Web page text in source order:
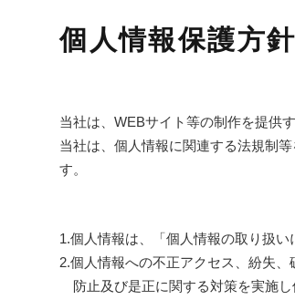
個人情報保護方針
当社は、WEBサイト等の制作を提供
当社は、個人情報に関連する法規制
す。
1.個人情報は、「個人情報の取り扱
2.個人情報への不正アクセス、紛失
防止及び是正に関する対策を実施